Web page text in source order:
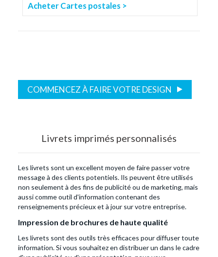
Acheter Cartes postales >
COMMENCEZ À FAIRE VOTRE DESIGN
Livrets imprimés personnalisés
Les livrets sont un excellent moyen de faire passer votre
message à des clients potentiels. Ils peuvent être utilisés
non seulement à des fins de publicité ou de marketing, mais
aussi comme outil d'information contenant des
renseignements précieux et à jour sur votre entreprise.
Impression de brochures de haute qualité
Les livrets sont des outils très efficaces pour diffuser toute
information. Si vous souhaitez en distribuer un dans le cadre